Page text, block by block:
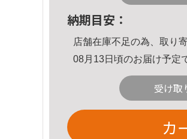
納期目安：
店舗在庫不足の為、取り
08月13日頃のお届け予定
受け取
カ